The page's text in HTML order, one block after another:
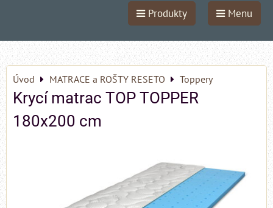
Produkty Menu
Úvod MATRACE a ROŠTY RESETO Toppery
Krycí matrac TOP TOPPER
180x200 cm